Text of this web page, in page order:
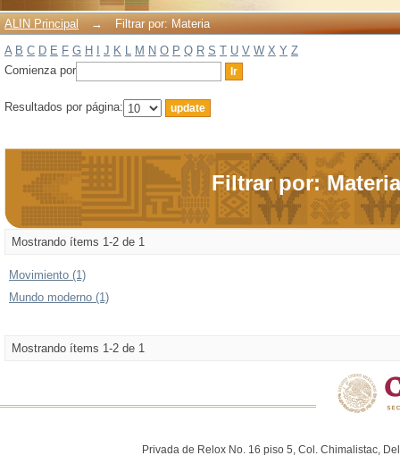
ALIN Principal →
Filtrar por: Materia
A B C D E F G H J K L M N O P Q R S T U V W X Y Z
Comienza por
Resultados por página:
Filtrar por: Materia
Mostrando ítems 1-2 de 1
Movimiento (1)
Mundo moderno (1)
Mostrando ítems 1-2 de 1
Privada de Relox No. 16 piso 5, Col. Chimalistac,